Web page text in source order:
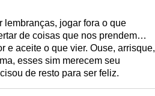
jogar fora o que
de coisas que nos prendem…
e aceite o que vier. Ouse, arrisque,
esses sim merecem seu
de resto para ser feliz.